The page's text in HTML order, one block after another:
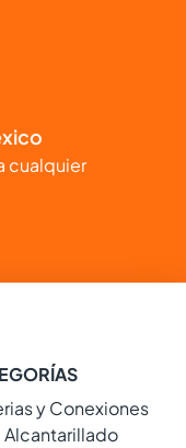
cualquier
y Conexiones
Alcantarillado